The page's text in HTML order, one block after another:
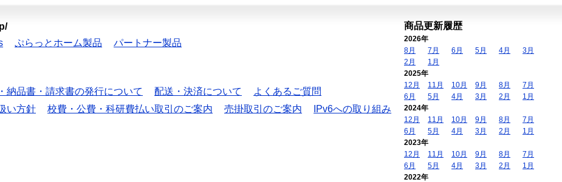
ぷらっとホーム製品 パートナー製品
納品書・請求書の発行について 配送・決済について
よくあるご質問
い方針 校費・公費・科研費払い取引のご案内 売掛取引のご案内
IPv6への取り組み
商品更新履歴
2026年
8月
7月 6月 5月 4月
3月
2月
1月
2025年
12月
11月 10月 9月 8月
7月
6月
5月 4月 3月 2月
1月
2024年
12月
11月 10月 9月 8月
7月
6月
5月 4月 3月 2月
1月
2023年
12月
11月 10月 9月 8月
7月
6月
5月 4月 3月 2月
1月
2022年